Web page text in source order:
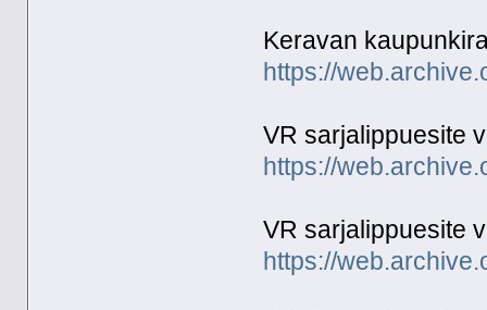
Keravan
https://
VR sarjalippuesite
https://
VR sarjalippuesite
https://